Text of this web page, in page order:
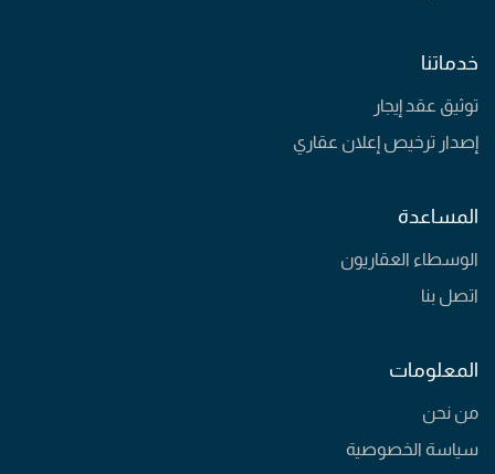
خدماتنا
توثيق عقد إيجار
إصدار ترخيص إعلان عقاري
المساعدة
الوسطاء العقاريون
اتصل بنا
المعلومات
من نحن
سياسة الخصوصية